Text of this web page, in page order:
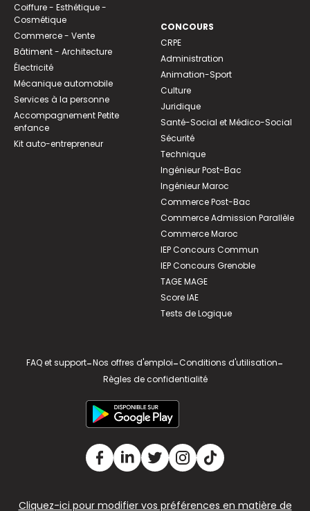
Coiffure - Esthétique -
Cosmétique
Commerce - Vente
Bâtiment - Architecture
Électricité
Mécanique automobile
Services à la personne
Accompagnement Petite
enfance
Kit auto-entrepreneur
CONCOURS
CRPE
Administration
Animation-Sport
Culture
Juridique
Santé-Social et Médico-Social
Sécurité
Technique
Ingénieur Post-Bac
Ingénieur Maroc
Commerce Post-Bac
Commerce Admission Parallèle
Commerce Maroc
IEP Concours Commun
IEP Concours Grenoble
TAGE MAGE
Score IAE
Tests de Logique
FAQ et support-Nos offres d'emploi-Conditions d'utilisation-
Règles de confidentialité
Cliquez-ici pour modifier vos préférences en matière de